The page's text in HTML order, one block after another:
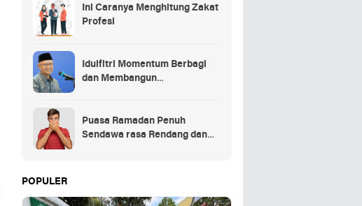
Ini Caranya Menghitung Zakat
Profesi
Idulfitri Momentum Berbagi
dan Membangun
Puasa Ramadan Penuh
Sendawa rasa Rendang dan
POPULER